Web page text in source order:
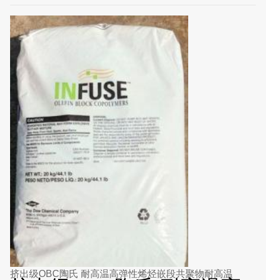
挤出级OBC陶氏 耐高温高弹性烯烃嵌段共聚物耐高温